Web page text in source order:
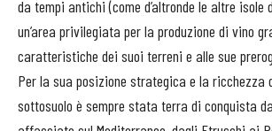
da tempi antichi (come d’altronde le altre isole
un’area privilegiata per la produzione di vino
caratteristiche dei suoi terreni e alle sue
Per la sua posizione strategica e la ricchezza
sottosuolo è sempre stata terra di conquista